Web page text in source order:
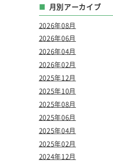
月別アーカイブ
2026年08月
2026年06月
2026年04月
2026年02月
2025年12月
2025年10月
2025年08月
2025年06月
2025年04月
2025年02月
2024年12月